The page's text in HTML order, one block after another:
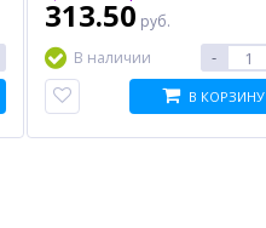
313.50 руб.
В наличии
-
В КОРЗИНУ